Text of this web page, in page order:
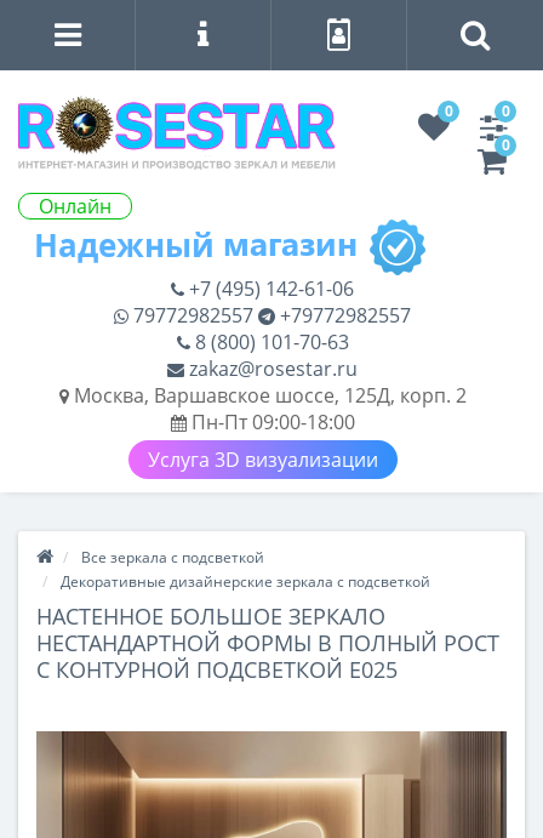
Онлайн
0
0
0
+7 (495) 142-61-06
79772982557
+79772982557
8 (800) 101-70-63
zakaz@rosestar.ru
Москва, Варшавское шоссе, 125Д, корп. 2
Пн-Пт 09:00-18:00
Услуга 3D визуализации
Все зеркала с подсветкой
Декоративные дизайнерские зеркала с подсветкой
НАСТЕННОЕ БОЛЬШОЕ ЗЕРКАЛО
НЕСТАНДАРТНОЙ ФОРМЫ В ПОЛНЫЙ РОСТ
С КОНТУРНОЙ ПОДСВЕТКОЙ E025